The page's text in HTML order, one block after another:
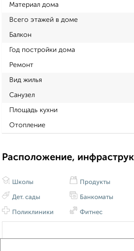
Материал дома
Всего этажей в доме
Балкон
Год постройки дома
Ремонт
Вид жилья
Санузел
Площадь кухни
Отопление
Расположение,
Школы
Дет. сады
Поликлиники
Продукты
Банкоматы
Фитнес